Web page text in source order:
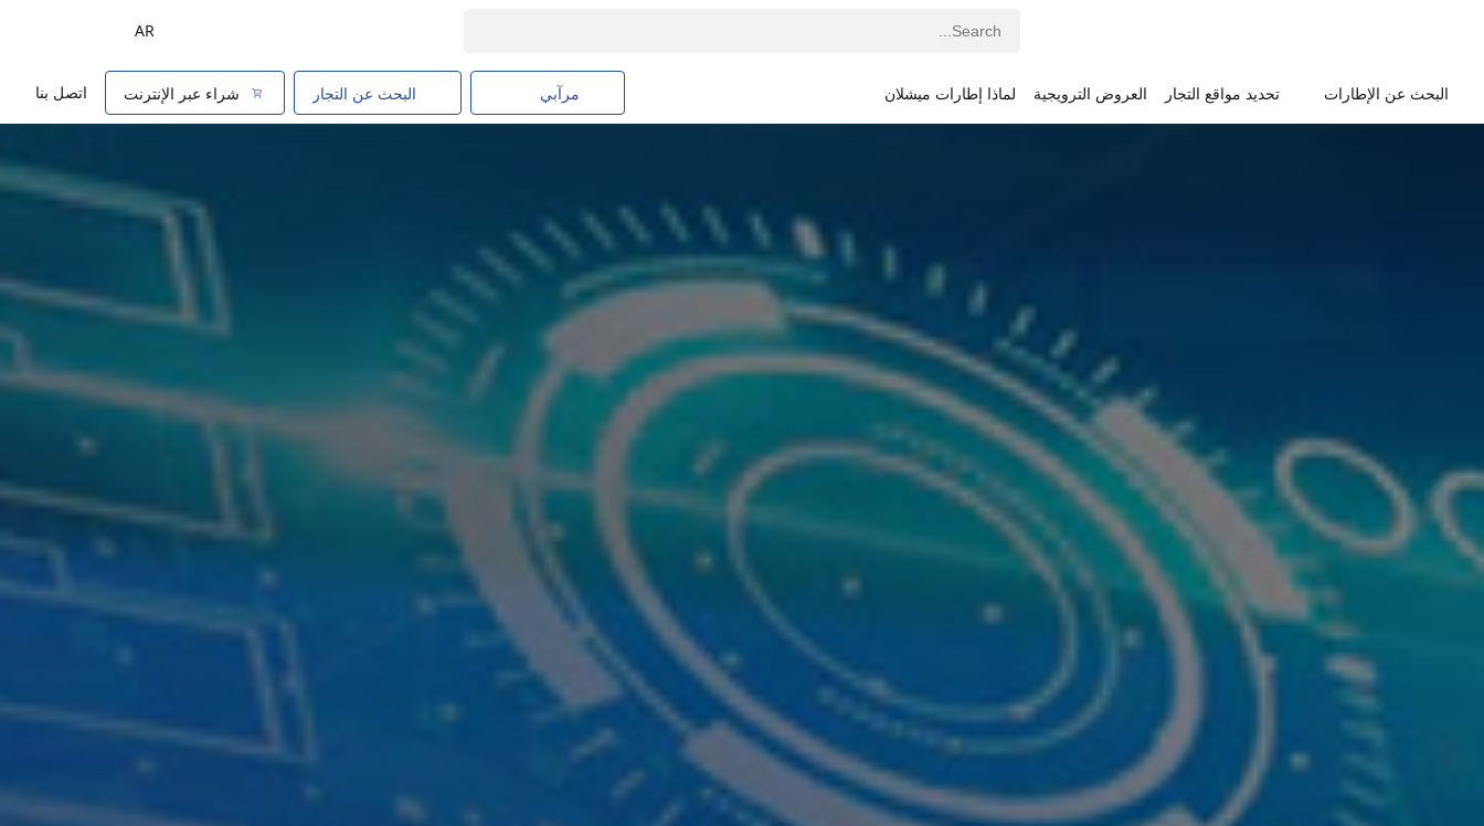
اتصل بنا
AR
البحث عن الإطارات تحديد مواقع التجار العروض الترويجية لماذا إطارات ميشلان مرآبي البحث عن التجار شراء عبر الإنترنت